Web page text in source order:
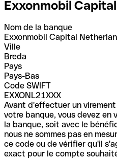
Exxonmobil
Nom de la banque
Exxonmobil Capital
Ville
Breda
Pays
Pays-Bas
Code SWIFT
EXXONL21XXX
Avant d'effectuer un
votre banque, vous devez
la banque, soit avec le
nous ne sommes pas en
ce code ou de vérifier qu'il
exact pour le compte